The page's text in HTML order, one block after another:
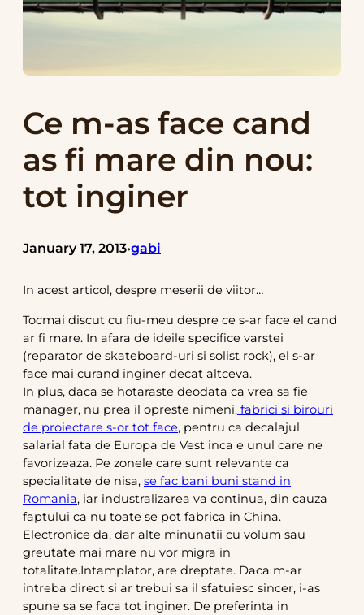
Ce m-as face cand
as fi mare din nou:
tot inginer
January 17, 2013•gabi
In acest articol, despre meserii de viitor…
Tocmai discut cu fiu-meu despre ce s-ar face el cand
ar fi mare. In afara de ideile specifice varstei
(reparator de skateboard-uri si solist rock), el s-ar
face mai curand inginer decat altceva.
In plus, daca se hotaraste deodata ca vrea sa fie
manager, nu prea il opreste nimeni, fabrici si birouri
de proiectare s-or tot face, pentru ca decalajul
salarial fata de Europa de Vest inca e unul care ne
favorizeaza. Pe zonele care sunt relevante ca
specialitate de nisa, se fac bani buni stand in
Romania, iar industralizarea va continua, din cauza
faptului ca nu toate se pot fabrica in China.
Electronice da, dar alte minunatii cu volum sau
greutate mai mare nu vor migra in
totalitate.Intamplator, are dreptate. Daca m-ar
intreba direct si ar trebui sa il sfatuiesc sincer, i-as
spune sa se faca tot inginer. De preferinta in